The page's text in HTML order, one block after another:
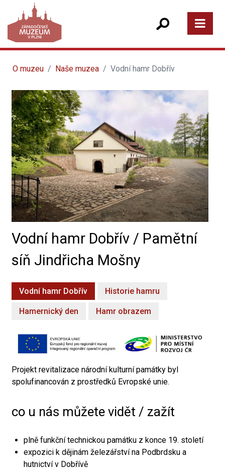
O muzeu Naše muzea Vodní hamr Dobřív
Vodní hamr Dobřív / Pamětní
síň Jindřicha Mošny
Vodní hamr Dobřív Historie hamru
Hamernický den Hamr obrazem
Projekt revitalizace národní kulturní památky byl
spolufinancován z prostředků Evropské unie.
co u nás můžete vidět / zažít
plně funkční technickou památku z konce 19. století
expozici k dějinám železářství na Podbrdsku a
hutnictví v Dobřívě